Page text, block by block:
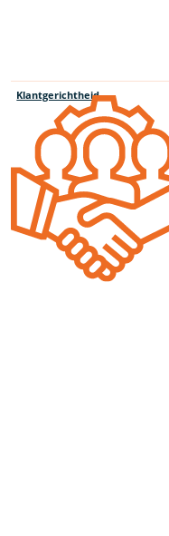
Klantgerichtheid